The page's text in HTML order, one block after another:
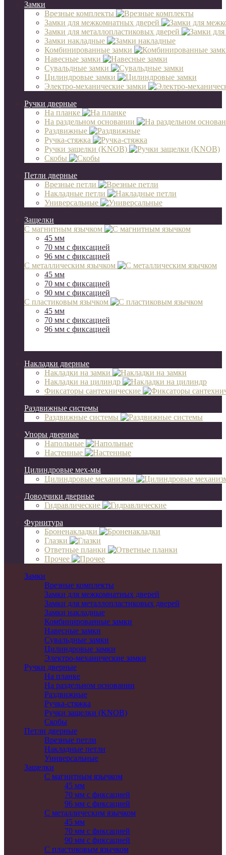
Замки
Врезные комплекты
Замки для межкомнатных дверей
Замки для металлопластиковых дверей
Замки накладные
Комбинированные замки
Навесные замки
Сувальдные замки
Цилиндровые замки
Электро-механические замки
Ручки дверные
На планке
На раздельном основании
Раздвижные
Ручка-стяжка
Ручки защелки (KNOB)
Скобы
Петли дверные
Врезные петли
Накладные петли
Универсальные
Защелки
С магнитным язычком
45 мм
70 мм c фиксацией
96 мм с фиксацией
С металлическим язычком
45 мм
70 мм c фиксацией
90 мм с фиксацией
С пластиковым язычком
45 мм
70 мм c фиксацией
96 мм с фиксацией
Накладки дверные
Накладки на замки
Накладки на цилиндр
Фиксаторы сантехнические
Раздвижные системы
Раздвижные системы
Упоры дверные
Напольные
Настенные
Цилиндровые мех-мы
Цилиндровые механизмы
Доводчики дверные
Гидравлические
Фурнитура
Броненакладки
Глазки
Ответные планки
Прочее
Замки
Врезные комплекты
Замки для межкомнатных дверей
Замки для металлопластиковых дверей
Замки накладные
Комбинированные замки
Навесные замки
Сувальдные замки
Цилиндровые замки
Электро-механические замки
Ручки дверные
На планке
На раздельном основании
Раздвижные
Ручка-стяжка
Ручки защелки (KNOB)
Скобы
Петли дверные
Врезные петли
Накладные петли
Универсальные
Защелки
С магнитным язычком
45 мм
70 мм c фиксацией
96 мм с фиксацией
С металлическим язычком
45 мм
70 мм c фиксацией
90 мм с фиксацией
С пластиковым язычком